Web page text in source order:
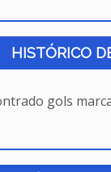
HISTÓRICO
gols